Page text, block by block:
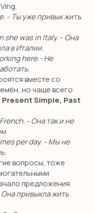
- Ты уже привык жить
she was in Italy. -Она
в Италии.
here.- Не
вместе со
но чаще всего
Present Simple, Past
-Она так и не
per day. -Мы не
вопросы, тоже
предложения.
Она привыкла жить